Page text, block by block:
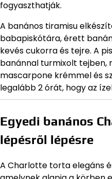
fogyaszthatják.
A banános tiramisu
babapiskótára, érett
kevés cukorra és tejre. A
banánnal turmixolt tejben,
mascarpone krémmel és
legalább 2 órát, hogy az
Egyedi banános
lépésről lépésre
A Charlotte torta elegáns